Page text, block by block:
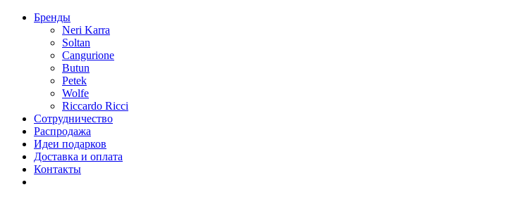
Бренды
Neri Karra
Soltan
Cangurione
Butun
Petek
Wolfe
Riccardo Ricci
Сотрудничество
Распродажа
Идеи подарков
Доставка и оплата
Контакты